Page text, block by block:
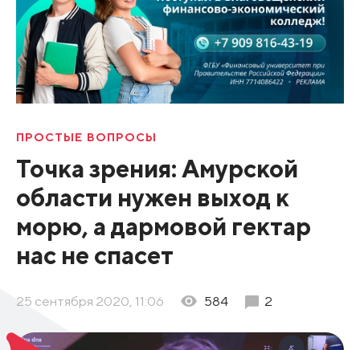
ПРОСТЫЕ ВОПРОСЫ
Точка зрения: Амурской
области нужен выход к
морю, а дармовой гектар
нас не спасет
25 сентября 2020, 11:06 584 2